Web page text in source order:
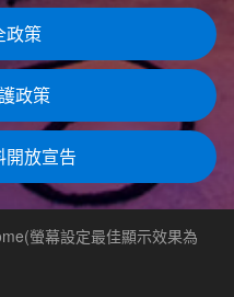
政策
政策
開放宣告
螢幕設定最佳顯示效果為